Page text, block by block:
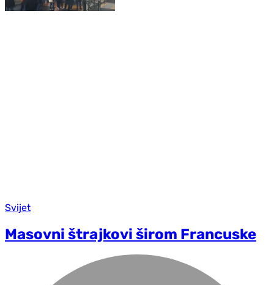
Svijet
Masovni štrajkovi širom Francuske